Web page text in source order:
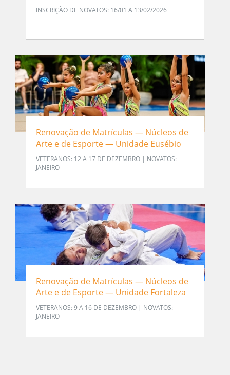
INSCRIÇÃO DE NOVATOS: 16/01 A 13/02/2026
Renovação de Matrículas — Núcleos de
Arte e de Esporte — Unidade Eusébio
VETERANOS: 12 A 17 DE DEZEMBRO | NOVATOS:
JANEIRO
Renovação de Matrículas — Núcleos de
Arte e de Esporte — Unidade Fortaleza
VETERANOS: 9 A 16 DE DEZEMBRO | NOVATOS:
JANEIRO